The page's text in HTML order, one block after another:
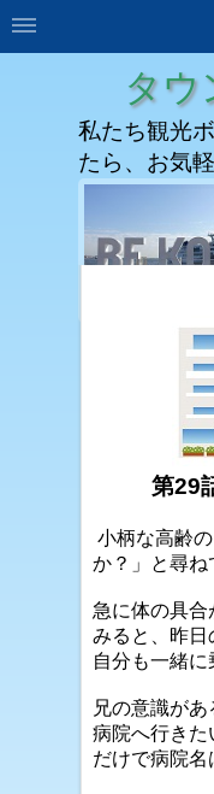
タウ
私たち観光
たら、お気
第29
小柄な高齢
か？」と尋ね
急に体の具
みると、昨日
自分も一緒に
兄の意識が
病院へ行きた
だけで病院名